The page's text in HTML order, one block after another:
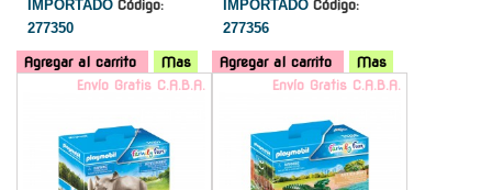
IMPORTADO Código:
277350
Agregar al carrito Mas
IMPORTADO Código:
277356
Agregar al carrito
Mas
Envío Gratis C.A.B.A.
Envío Gratis C.A.B.A.